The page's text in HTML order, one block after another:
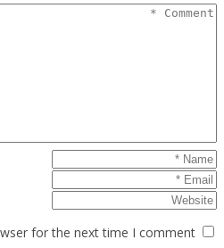
for the next time I comment.